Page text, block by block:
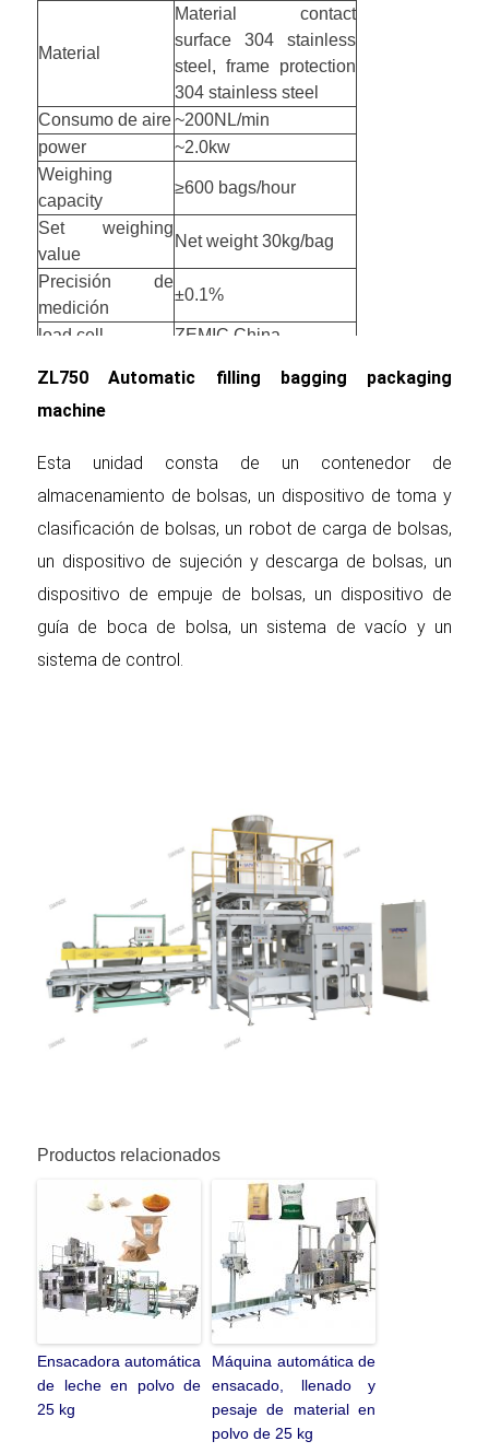
Material
Material contact
surface 304 stainless
steel, frame protection
304 stainless steel
Consumo de aire~200NL/min
power
~2.0kw
Weighing
capacity
≥600 bags/hour
Set weighing
value
Net weight 30kg/bag
Precisión de
medición
±0.1%
load cell ZEMIC China
ZL750 Automatic filling bagging packaging
machine
Esta unidad consta de un contenedor de
almacenamiento de bolsas, un dispositivo de toma y
clasificación de bolsas, un robot de carga de bolsas,
un dispositivo de sujeción y descarga de bolsas, un
dispositivo de empuje de bolsas, un dispositivo de
guía de boca de bolsa, un sistema de vacío y un
sistema de control.
Productos relacionados
Ensacadora automática
de leche en polvo de
25 kg
Máquina automática de
ensacado, llenado y
pesaje de material en
polvo de 25 kg